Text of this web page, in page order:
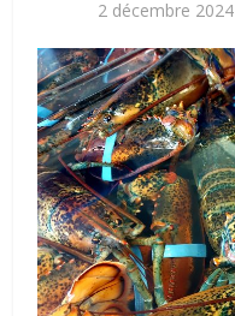
2 décembre 2024